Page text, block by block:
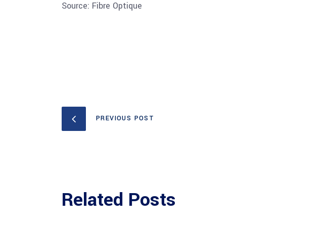
Source: Fibre Optique
PREVIOUS POST
Related Posts